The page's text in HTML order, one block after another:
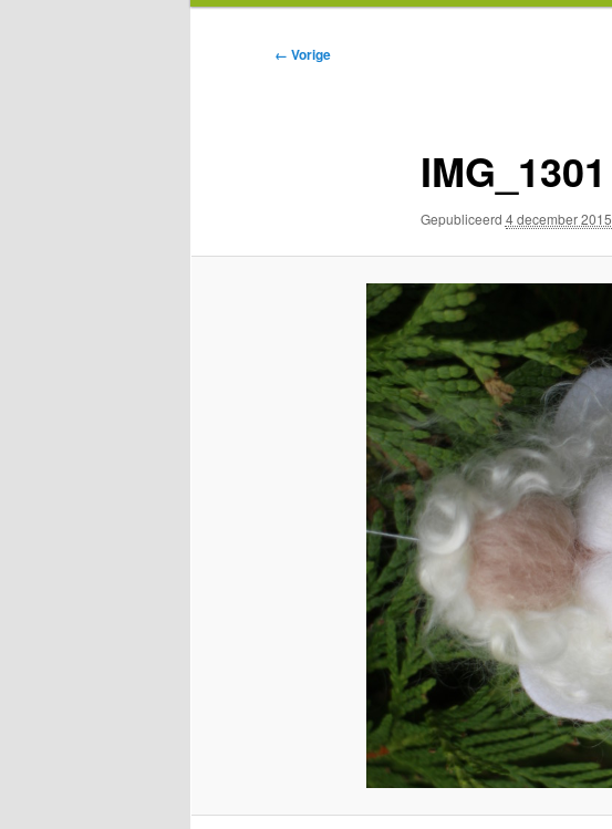
Afbeeldingsnavigatie
← Vorige
IMG_1301
Gepubliceerd 4 december 2015